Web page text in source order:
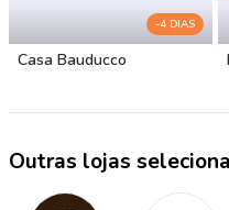
-4 DIAS
Casa Bauducco
Outras lojas